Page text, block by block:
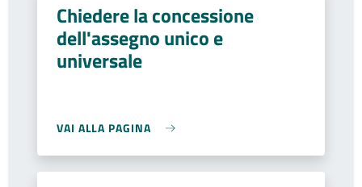
Chiedere la concessione
dell'assegno unico e
universale
VAI ALLA PAGINA